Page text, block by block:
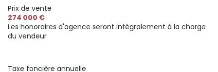
Prix de vente
274 000 €
Les honoraires d'agence seront intégralement à la charge
du vendeur
Taxe foncière annuelle